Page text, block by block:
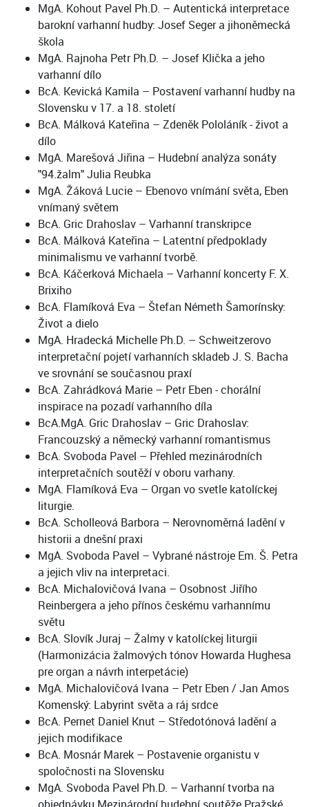
MgA. Kohout Pavel Ph.D. – Autentická interpretace
barokní varhanní hudby: Josef Seger a jihoněmecká
škola
MgA. Rajnoha Petr Ph.D. – Josef Klička a jeho
varhanní dílo
BcA. Kevická Kamila – Postavení varhanní hudby na
Slovensku v 17. a 18. století
BcA. Málková Kateřina – Zdeněk Pololáník - život a
dílo
MgA. Marešová Jiřina – Hudební analýza sonáty
"94.žalm" Julia Reubka
MgA. Žáková Lucie – Ebenovo vnímání světa, Eben
vnímaný světem
BcA. Gric Drahoslav – Varhanní transkripce
BcA. Málková Kateřina – Latentní předpoklady
minimalismu ve varhanní tvorbě.
BcA. Káčerková Michaela – Varhanní koncerty F. X.
Brixiho
BcA. Flamíková Eva – Štefan Németh Šamorínsky:
Život a dielo
MgA. Hradecká Michelle Ph.D. – Schweitzerovo
interpretační pojetí varhanních skladeb J. S. Bacha
ve srovnání se současnou praxí
BcA. Zahrádková Marie – Petr Eben - chorální
inspirace na pozadí varhanního díla
BcA.MgA. Gric Drahoslav – Gric Drahoslav:
Francouzský a německý varhanní romantismus
BcA. Svoboda Pavel – Přehled mezinárodních
interpretačních soutěží v oboru varhany.
MgA. Flamíková Eva – Organ vo svetle katolíckej
liturgie.
BcA. Scholleová Barbora – Nerovnoměrná ladění v
historii a dnešní praxi
MgA. Svoboda Pavel – Vybrané nástroje Em. Š. Petra
a jejich vliv na interpretaci.
BcA. Michalovičová Ivana – Osobnost Jiřího
Reinbergera a jeho přínos českému varhannímu
světu
BcA. Slovík Juraj – Žalmy v katolíckej liturgii
(Harmonizácia žalmových tónov Howarda Hughesa
pre organ a návrh interpetácie)
MgA. Michalovičová Ivana – Petr Eben / Jan Amos
Komenský: Labyrint světa a ráj srdce
BcA. Pernet Daniel Knut – Středotónová ladění a
jejich modifikace
BcA. Mosnár Marek – Postavenie organistu v
spoločnosti na Slovensku
MgA. Svoboda Pavel Ph.D. – Varhanní tvorba na